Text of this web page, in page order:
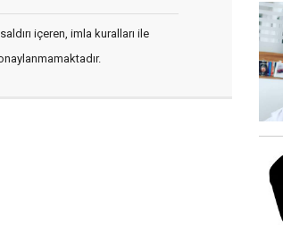
içeren, imla kuralları ile